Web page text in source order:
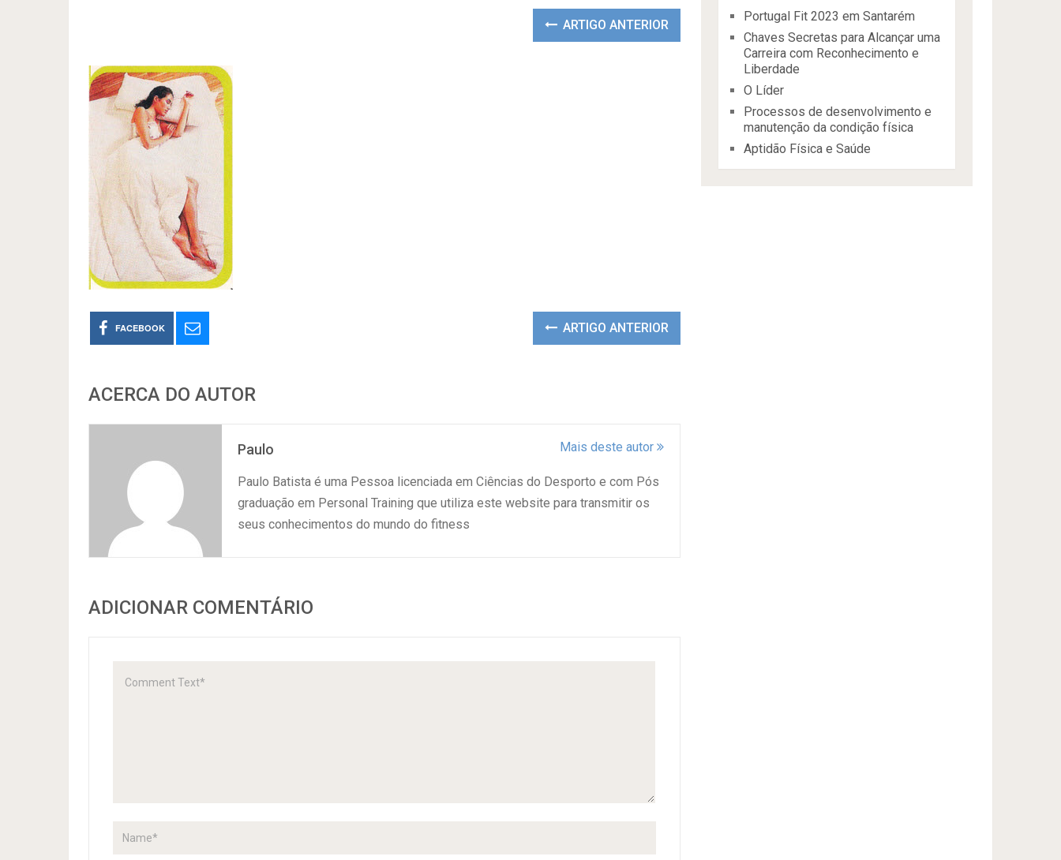
ARTIGO ANTERIOR
FACEBOOK ARTIGO ANTERIOR
ACERCA DO AUTOR
Paulo Mais deste autor
Paulo Batista é uma Pessoa licenciada em Ciências do Desporto e com Pós
graduação em Personal Training que utiliza este website para transmitir os
seus conhecimentos do mundo do fitness
ADICIONAR COMENTÁRIO
Portugal Fit 2023 em Santarém
Chaves Secretas para Alcançar uma
Carreira com Reconhecimento e
Liberdade
O Líder
Processos de desenvolvimento e
manutenção da condição física
Aptidão Física e Saúde